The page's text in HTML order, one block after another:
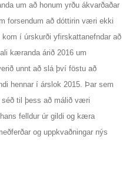
um að honum yrðu ákvarðaðar
forsendum að dóttirin væri ekki
í úrskurði yfirskattanefndar að
kæranda árið 2016 um
unnt að slá því föstu að
hennar í árslok 2015. Þar sem
til þess að málið væri
felldur úr gildi og kæra
og uppkvaðningar nýs